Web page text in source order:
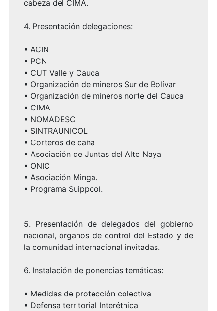
cabeza del CIMA.
4. Presentación delegaciones:
• ACIN
• PCN
• CUT Valle y Cauca
• Organización de mineros Sur de Bolívar
• Organización de mineros norte del Cauca
• CIMA
• NOMADESC
• SINTRAUNICOL
• Corteros de caña
• Asociación de Juntas del Alto Naya
• ONIC
• Asociación Minga.
• Programa Suippcol.
5. Presentación de delegados del gobierno
nacional, órganos de control del Estado y de
la comunidad internacional invitadas.
6. Instalación de ponencias temáticas:
• Medidas de protección colectiva
• Defensa territorial Interétnica